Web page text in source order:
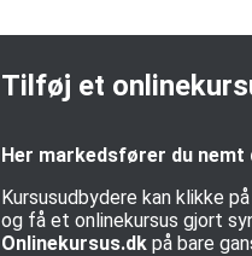
Tilføj et
Her markedsfører du nemt
Kursusudbydere kan klikke på
og få et onlinekursus gjort
Onlinekursus.dkpå bare